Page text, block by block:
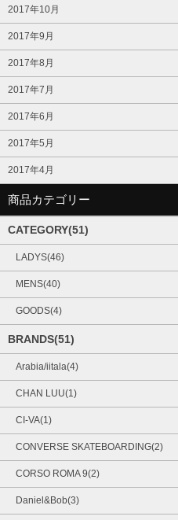
2017年10月
2017年9月
2017年8月
2017年7月
2017年6月
2017年5月
2017年4月
商品カテゴリー
CATEGORY(51)
LADYS(46)
MENS(40)
GOODS(4)
BRANDS(51)
Arabia/iitala(4)
CHAN LUU(1)
CI-VA(1)
CONVERSE SKATEBOARDING(2)
CORSO ROMA 9(2)
Daniel&Bob(3)